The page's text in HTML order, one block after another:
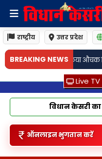
राष्ट्रीय उत्तर प्रदेश
BREAKING NEWS
की समीक्षा कर डीसीपी ने
Live TV
विधान केसरी का
ऑनलाइन भुगतान करें